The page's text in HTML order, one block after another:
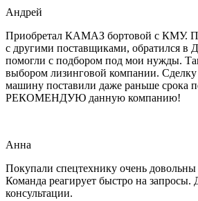
Андрей
Приобретал КАМАЗ бортовой с КМУ.
с другими поставщиками, обратился в
помогли с подбором под мои нужды.
выбором лизинговой компании.
машину поставили даже раньше срока
РЕКОМЕНДУЮ данную компанию!
Анна
Покупали спецтехнику очень
Команда реагирует быстро на
консультации.